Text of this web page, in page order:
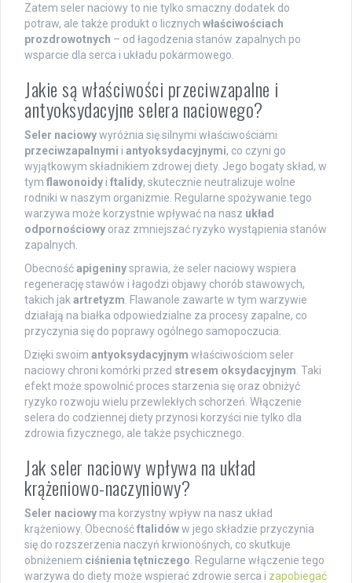
Zatem seler naciowy to nie tylko smaczny dodatek do
potraw, ale także produkt o licznych właściwościach
prozdrowotnych – od łagodzenia stanów zapalnych po
wsparcie dla serca i układu pokarmowego.
Jakie są właściwości przeciwzapalne i
antyoksydacyjne selera naciowego?
Seler naciowywyróżnia się silnymi właściwościami
przeciwzapalnymi i antyoksydacyjnymi, co czyni go
wyjątkowym składnikiem zdrowej diety. Jego bogaty skład, w
tym flawonoidy i ftalidy, skutecznie neutralizuje wolne
rodniki w naszym organizmie. Regularne spożywanie tego
warzywa może korzystnie wpływać na nasz układ
odpornościowy oraz zmniejszać ryzyko wystąpienia stanów
zapalnych.
Obecnośćapigeninysprawia, że seler naciowy wspiera
regenerację stawów i łagodzi objawy chorób stawowych,
takich jak artretyzm . Flawanole zawarte w tym warzywie
działają na białka odpowiedzialne za procesy zapalne, co
przyczynia się do poprawy ogólnego samopoczucia.
Dzięki swoim antyoksydacyjnym właściwościom seler
naciowy chroni komórki przed stresem oksydacyjnym . Taki
efekt może spowolnić proces starzenia się oraz obniżyć
ryzyko rozwoju wielu przewlekłych schorzeń. Włączenie
selera do codziennej diety przynosi korzyści nie tylko dla
zdrowia fizycznego, ale także psychicznego.
Jak seler naciowy wpływa na układ
krążeniowo-naczyniowy?
Seler naciowy ma korzystny wpływ na nasz układ
krążeniowy. Obecnośćftalidóww jego składzie przyczynia
się do rozszerzenia naczyń krwionośnych, co skutkuje
obniżeniem ciśnienia tętniczego . Regularne włączenie tego
warzywa do diety może wspierać zdrowie serca i zapobiegać